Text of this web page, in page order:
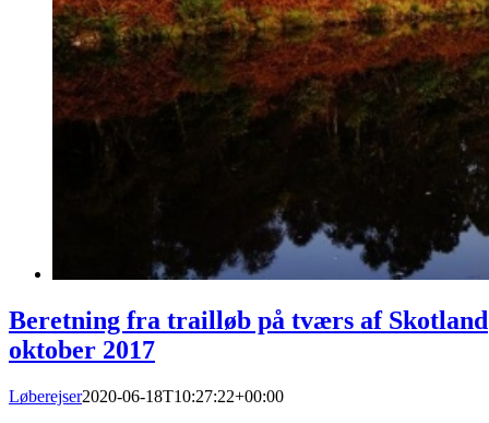
Beretning fra trailløb på tværs af Skotland
oktober 2017
Løberejser2020-06-18T10:27:22+00:00